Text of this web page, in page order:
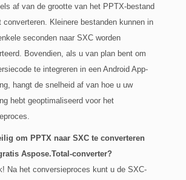
af van de grootte van het PPTX-bestand
converteren. Kleinere bestanden kunnen in
seconden naar SXC worden
Bovendien, als u van plan bent om
te integreren in een Android App-
hangt de snelheid af van hoe u uw
hebt geoptimaliseerd voor het
om PPTX naar SXC te converteren
Aspose.Total-converter?
Na het conversieproces kunt u de SXC-